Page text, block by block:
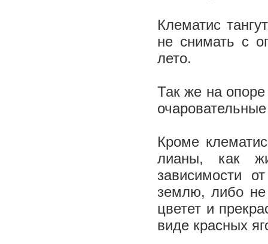
Клематис
не снимать с
лето.
Так же на
Кроме
лианы, как
зависимости
землю, либо
цветет и
виде красных